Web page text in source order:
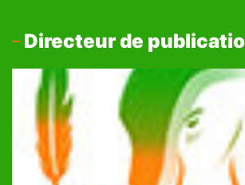
Directeur de